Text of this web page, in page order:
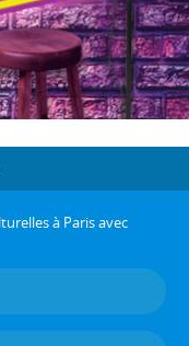
à Paris avec